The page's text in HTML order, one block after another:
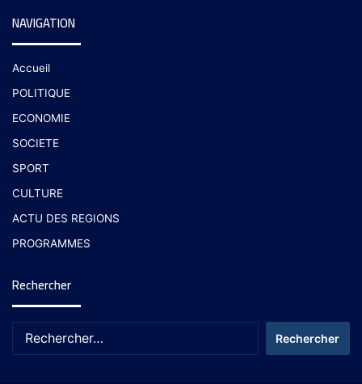
NAVIGATION
Accueil
POLITIQUE
ECONOMIE
SOCIETE
SPORT
CULTURE
ACTU DES REGIONS
PROGRAMMES
Rechercher